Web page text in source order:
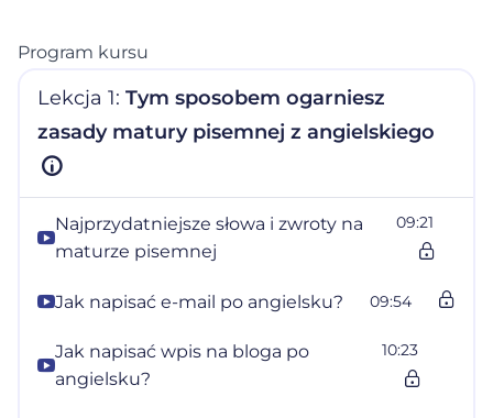
Program kursu
Lekcja 1: Tym sposobem ogarniesz
zasady matury pisemnej z angielskiego
Najprzydatniejsze słowa i zwroty na
maturze pisemnej
09:21
Jak napisać e-mail po angielsku? 09:54
Jak napisać wpis na bloga po
angielsku?
10:23